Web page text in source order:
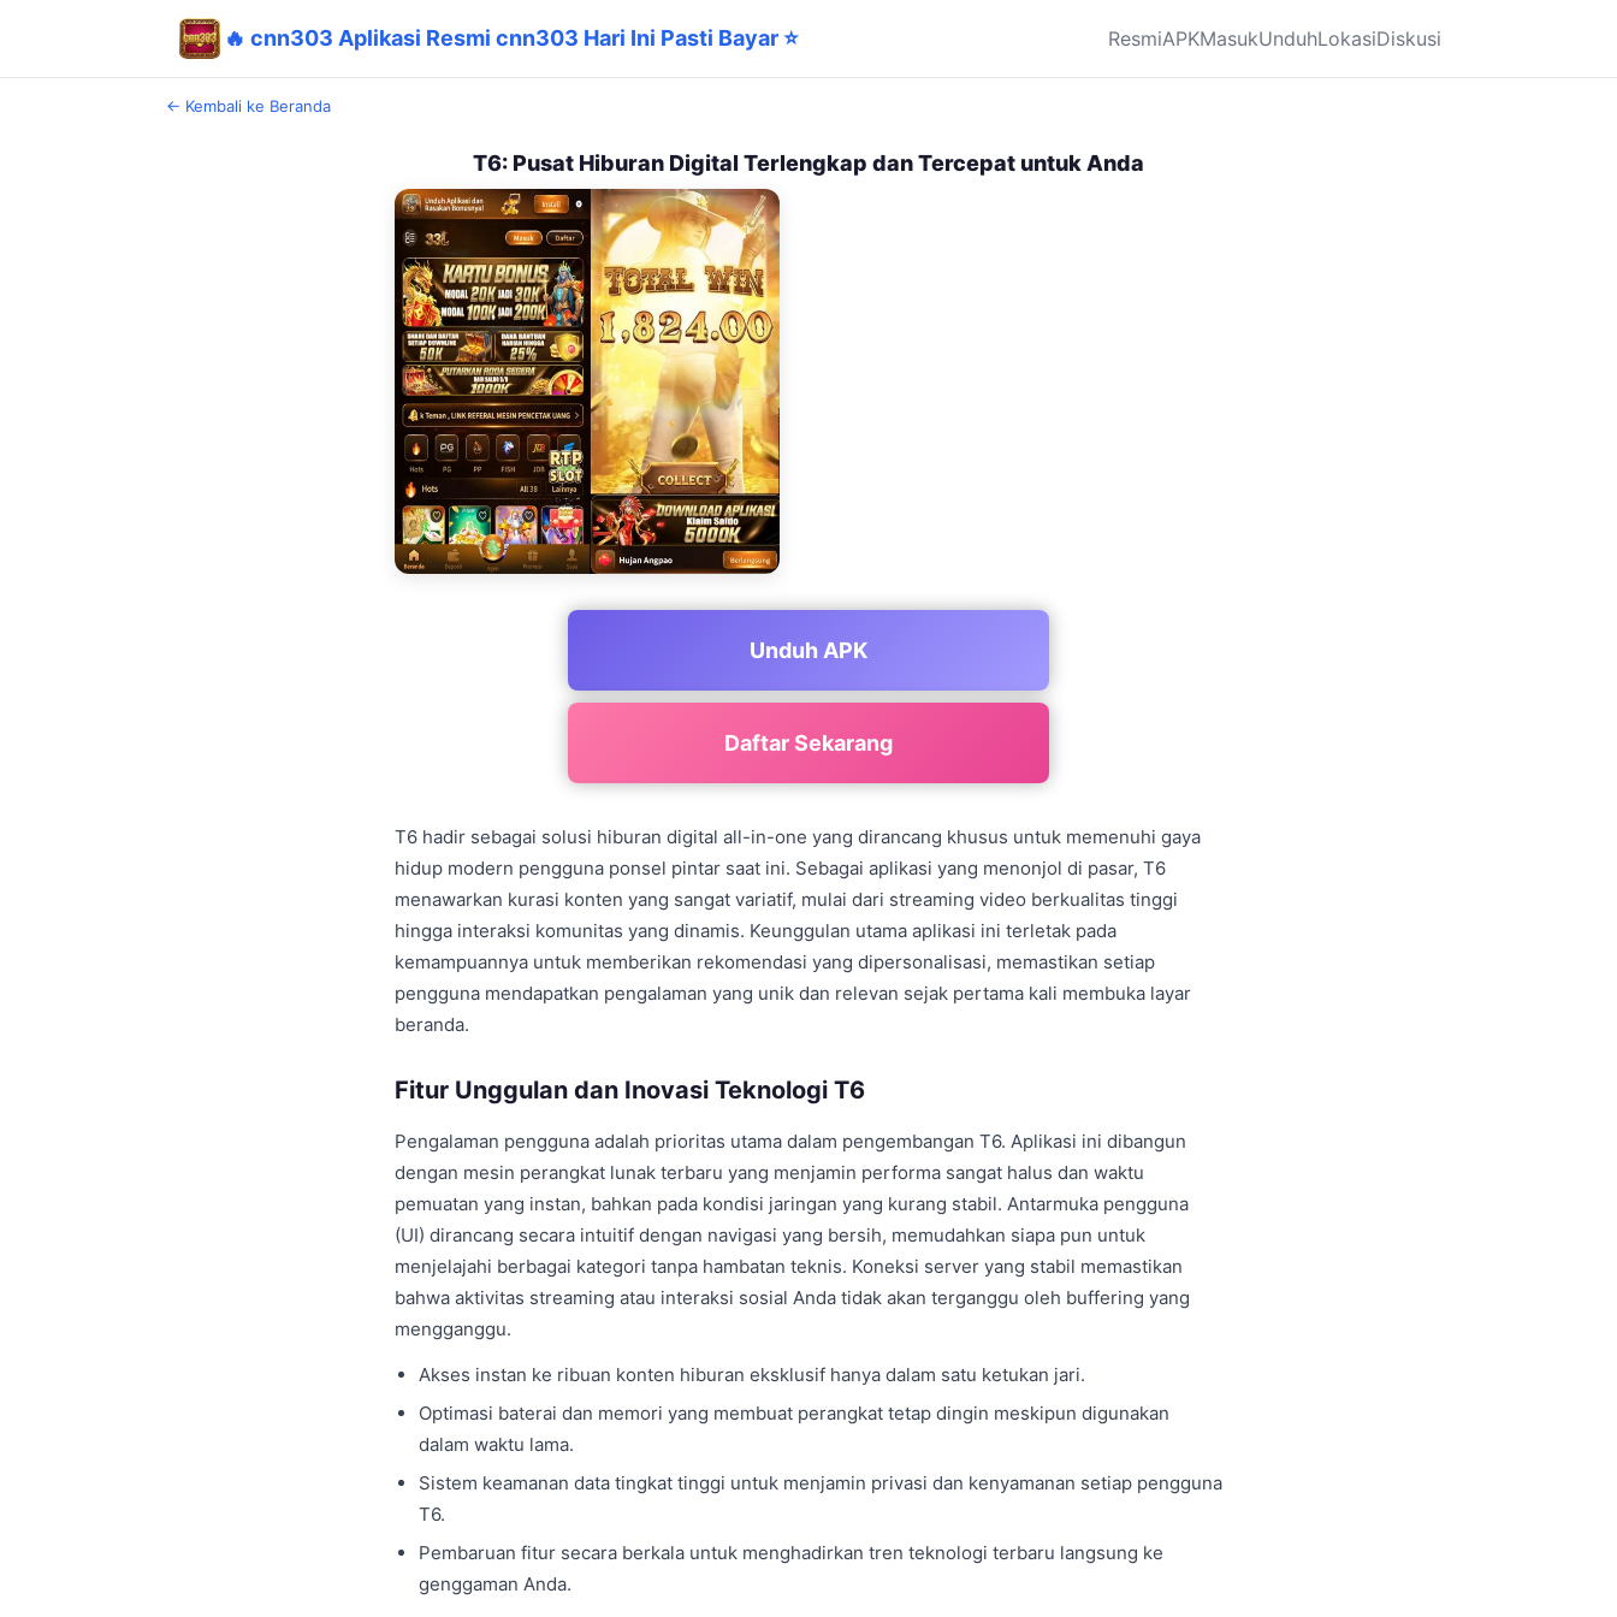
🔥 cnn303 Aplikasi Resmi cnn303 Hari Ini Pasti Bayar ⭐ ResmiAPKMasukUnduhLokasiDiskusi
← Kembali ke Beranda
T6: Pusat Hiburan Digital Terlengkap dan Tercepat untuk Anda
Unduh APK
Daftar Sekarang
T6 hadir sebagai solusi hiburan digital all-in-one yang dirancang khusus untuk memenuhi gaya
hidup modern pengguna ponsel pintar saat ini. Sebagai aplikasi yang menonjol di pasar, T6
menawarkan kurasi konten yang sangat variatif, mulai dari streaming video berkualitas tinggi
hingga interaksi komunitas yang dinamis. Keunggulan utama aplikasi ini terletak pada
kemampuannya untuk memberikan rekomendasi yang dipersonalisasi, memastikan setiap
pengguna mendapatkan pengalaman yang unik dan relevan sejak pertama kali membuka layar
beranda.
Fitur Unggulan dan Inovasi Teknologi T6
Pengalaman pengguna adalah prioritas utama dalam pengembangan T6. Aplikasi ini dibangun
dengan mesin perangkat lunak terbaru yang menjamin performa sangat halus dan waktu
pemuatan yang instan, bahkan pada kondisi jaringan yang kurang stabil. Antarmuka pengguna
(UI) dirancang secara intuitif dengan navigasi yang bersih, memudahkan siapa pun untuk
menjelajahi berbagai kategori tanpa hambatan teknis. Koneksi server yang stabil memastikan
bahwa aktivitas streaming atau interaksi sosial Anda tidak akan terganggu oleh buffering yang
mengganggu.
Akses instan ke ribuan konten hiburan eksklusif hanya dalam satu ketukan jari.
Optimasi baterai dan memori yang membuat perangkat tetap dingin meskipun digunakan
dalam waktu lama.
Sistem keamanan data tingkat tinggi untuk menjamin privasi dan kenyamanan setiap pengguna
T6.
Pembaruan fitur secara berkala untuk menghadirkan tren teknologi terbaru langsung ke
genggaman Anda.